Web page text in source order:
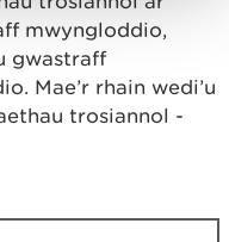
mwyngloddio,
gwastraff
Mae’r rhain wedi’u
trosiannol -